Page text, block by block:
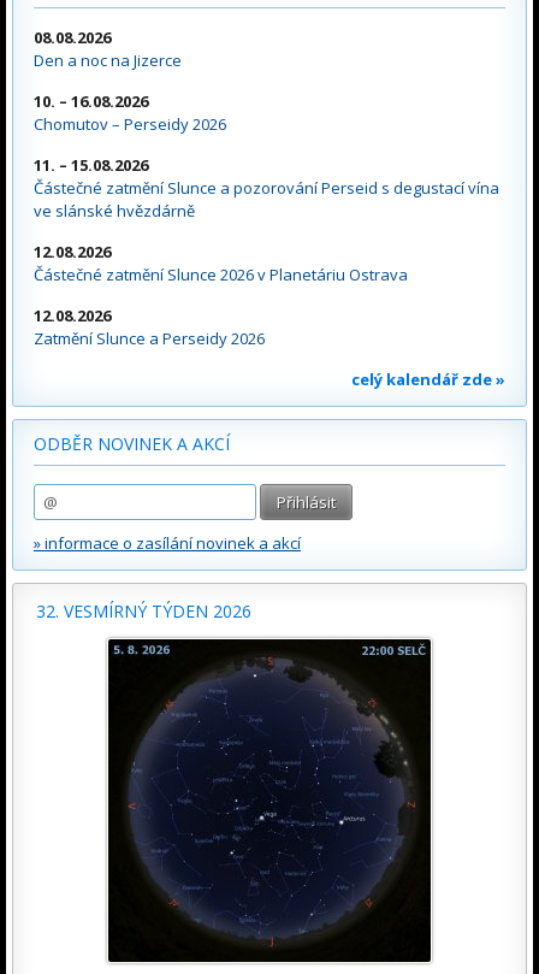
08.08.2026
Den a noc na Jizerce
10. – 16.08.2026
Chomutov – Perseidy 2026
11. – 15.08.2026
Částečné zatmění Slunce a pozorování Perseid s degustací vína
ve slánské hvězdárně
12.08.2026
Částečné zatmění Slunce 2026 v Planetáriu Ostrava
12.08.2026
Zatmění Slunce a Perseidy 2026
celý kalendář zde »
ODBĚR NOVINEK A AKCÍ
» informace o zasílání novinek a akcí
32. VESMÍRNÝ TÝDEN 2026